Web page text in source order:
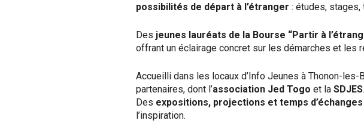
possibilités de départ à l’étranger : études, stages,
Des jeunes lauréats de la Bourse “Partir à
offrant un éclairage concret sur les démarches et les
Accueilli dans les locaux d’Info Jeunes à Thonon-
partenaires, dont l’association Jed Togo et la SDJES.
Des expositions, projections et temps d’échanges
l’inspiration.